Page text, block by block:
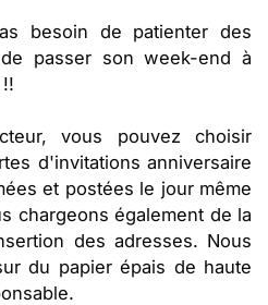
besoin de patienter des
passer son week-end à
vous pouvez choisir
d'invitations anniversaire
et postées le jour même
chargeons également de la
des adresses. Nous
du papier épais de haute